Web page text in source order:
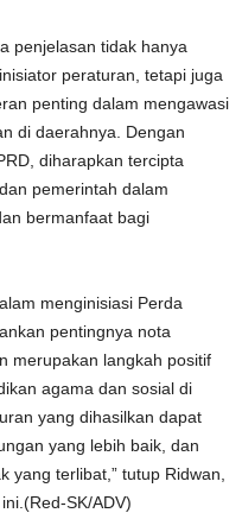
penjelasan tidak hanya
peraturan, tetapi juga
penting dalam mengawasi
di daerahnya. Dengan
diharapkan tercipta
pemerintah dalam
bermanfaat bagi
menginisiasi Perda
pentingnya nota
merupakan langkah positif
agama dan sosial di
yang dihasilkan dapat
yang lebih baik, dan
yang terlibat,” tutup Ridwan,
SK/ADV)